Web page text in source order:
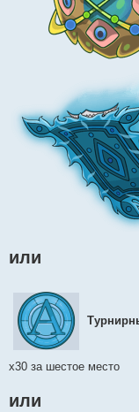
или
х30 за шестое место
или